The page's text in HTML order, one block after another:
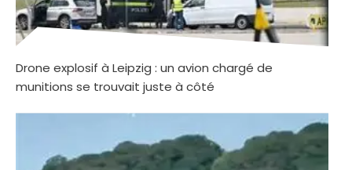
Drone explosif à Leipzig : un avion chargé de
munitions se trouvait juste à côté